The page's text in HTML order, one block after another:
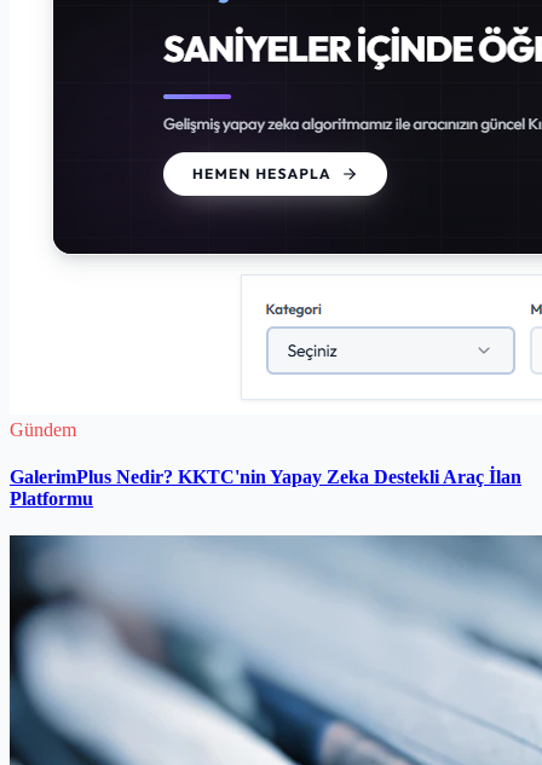
Gündem
GalerimPlus Nedir? KKTC'nin Yapay Zeka Destekli Araç İlan
Platformu